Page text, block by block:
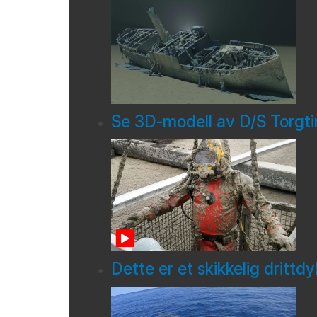
Se 3D-modell av D/S
Dette er et skikkelig